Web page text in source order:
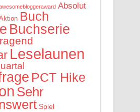
Absolut
Buch
Buchserie
Leselaunen
PCT Hike
Sehr
Spiel